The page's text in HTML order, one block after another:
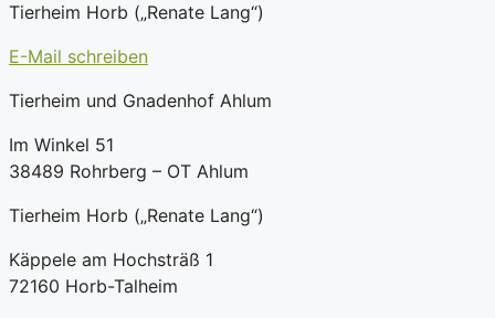
Tierheim Horb („Renate Lang“)
E-Mail schreiben
Tierheim und Gnadenhof Ahlum
Im Winkel 51
38489 Rohrberg – OT Ahlum
Tierheim Horb („Renate Lang“)
Käppele am Hochsträß 1
72160 Horb-Talheim